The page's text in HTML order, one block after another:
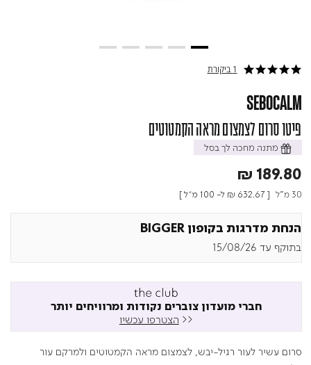
5.0 star rating 1 ביקורת
SEBOCALM
פיטו סרום לצמצום מראה הקמטוטים
מתנה מחכה לך בסל
₪ 189.80
30 מ"ל [
₪ 632.67 ל- 100 מ"ל ]
הנחת מדרגות בקופון BIGGER
בתוקף עד 15/08/26
חברי מועדון צוברים נקודות ומרוויחים יותר
<< הצטרפו עכשיו
סרום עשיר לעור רגיל-יבש, לצמצום מראה הקמטוטים ולמרקם עור